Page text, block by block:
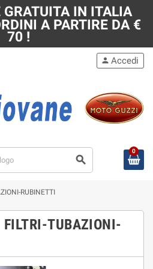
GRATUITA IN ITALIA
A PARTIRE DA €
70 !
search
person Accedi
0
RUBINETTI
FILTRI-TUBAZIONI-